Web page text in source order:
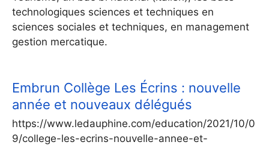
technologiques sciences et techniques en
sciences sociales et techniques, en management
gestion mercatique.
Embrun Collège Les Écrins : nouvelle
année et nouveaux délégués
https://www.ledauphine.com/education/2021/10/0
9/college-les-ecrins-nouvelle-annee-et-